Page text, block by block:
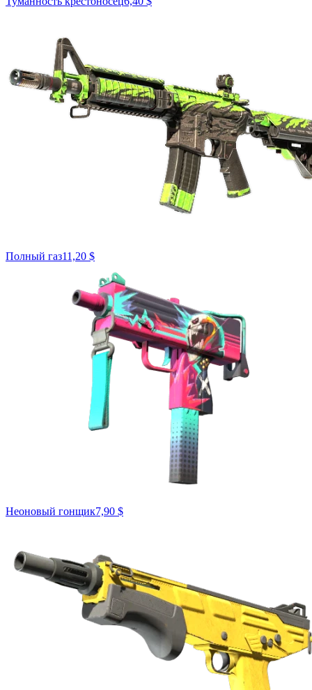
Полный газ11,20 $
Неоновый гонщик7,90 $